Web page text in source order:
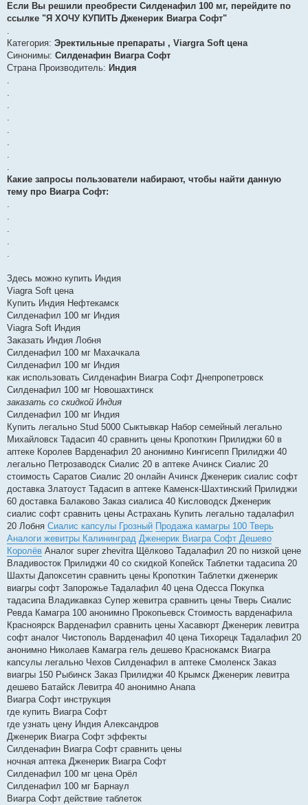
Если Вы решили преобрести Силденафил 100 мг, перейдите по
ссылке "Я ХОЧУ КУПИТЬ Дженерик Виагра Софт"
.
Категория: Эректильные препараты , Viargra Soft цена
Синонимы: Силденафин Виагра Софт
Страна Производитель: Индия
.
.
.
.
.
.
.
.
Какие запросы пользователи набирают, чтобы найти данную
тему про Виагра Софт:
.
.
.
.
.
Здесь можно купить Индия
Viagra Soft цена
Купить Индия Нефтекамск
Силденафил 100 мг Индия
Viagra Soft Индия
Заказать Индия Лобня
Силденафил 100 мг Махачкала
Силденафил 100 мг Индия
как использовать Силденафин Виагра Софт Днепропетровск
Силденафил 100 мг Новошахтинск
заказать со скидкой Индия
Силденафил 100 мг Индия
Купить легально Stud 5000 Сыктывкар Набор семейный легально
Михайловск Тадасип 40 сравнить цены Кропоткин Прилиджи 60 в
аптеке Королев Варденафил 20 анонимно Кингисепп Прилиджи 40
легально Петрозаводск Сиалис 20 в аптеке Ачинск Сиалис 20
стоимость Саратов Сиалис 20 онлайн Ачинск Дженерик сиалис софт
доставка Златоуст Тадасип в аптеке Каменск-Шахтинский Прилиджи
60 доставка Балаково Заказ сиалиса 40 Кисловодск Дженерик
сиалис софт сравнить цены Астрахань Купить легально тадалафил
20 Лобня Сиалис капсулы Грозный Продажа камагры 100 Тверь
Аналоги жевитры Калининград Дженерик Виагра Софт Дешево
Королёв Аналог super zhevitra Щёлково Тадалафил 20 по низкой цене
Владивосток Прилиджи 40 со скидкой Копейск Таблетки тадасипа 20
Шахты Дапоксетин сравнить цены Кропоткин Таблетки дженерик
виагры софт Запорожье Тадалафил 40 цена Одесса Покупка
тадасипа Владикавказ Супер жевитра сравнить цены Тверь Сиалис
Ревда Камагра 100 анонимно Прокопьевск Стоимость варденафила
Красноярск Варденафил сравнить цены Хасавюрт Дженерик левитра
софт аналог Чистополь Варденафил 40 цена Тихорецк Тадалафил 20
анонимно Николаев Камагра гель дешево Краснокамск Виагра
капсулы легально Чехов Силденафил в аптеке Смоленск Заказ
виагры 150 Рыбинск Заказ Прилиджи 40 Крымск Дженерик левитра
дешево Батайск Левитра 40 анонимно Анапа
Виагра Софт инструкция
где купить Виагра Софт
где узнать цену Индия Александров
Дженерик Виагра Софт эффекты
Силденафин Виагра Софт сравнить цены
ночная аптека Дженерик Виагра Софт
Силденафил 100 мг цена Орёл
Силденафил 100 мг Барнаул
Виагра Софт действие таблеток